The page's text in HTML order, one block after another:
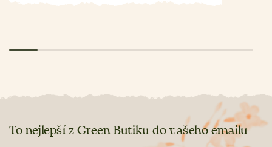
To nejlepší z Green Butiku do vašeho emailu